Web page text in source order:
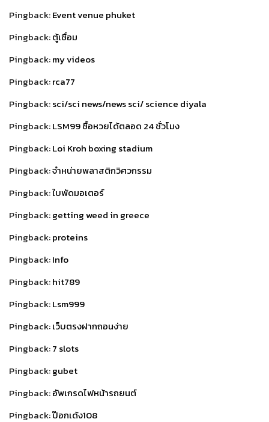
Pingback:Event venue phuket
Pingback:ตู้เชื่อม
Pingback:my videos
Pingback:rca77
Pingback:sci/sci news/news sci/ science diyala
Pingback:LSM99 ซื้อหวยได้ตลอด 24 ชั่วโมง
Pingback:Loi Kroh boxing stadium
Pingback:จำหน่ายพลาสติกวิศวกรรม
Pingback:ใบพัดมอเตอร์
Pingback:getting weed in greece
Pingback:proteins
Pingback:Info
Pingback:hit789
Pingback:Lsm999
Pingback:เว็บตรงฝากถอนง่าย
Pingback:7 slots
Pingback:gubet
Pingback:อัพเกรดไฟหน้ารถยนต์
Pingback:ป๊อกเด้ง108